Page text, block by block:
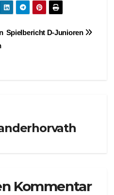
Spielbericht D-Junioren
Kommentar